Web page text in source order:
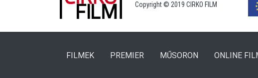
Copyright © 2019 CIRKO FILM
FILMEK(CURRENT)
PREMIER (CURRENT)
MŰSORON ONLINE